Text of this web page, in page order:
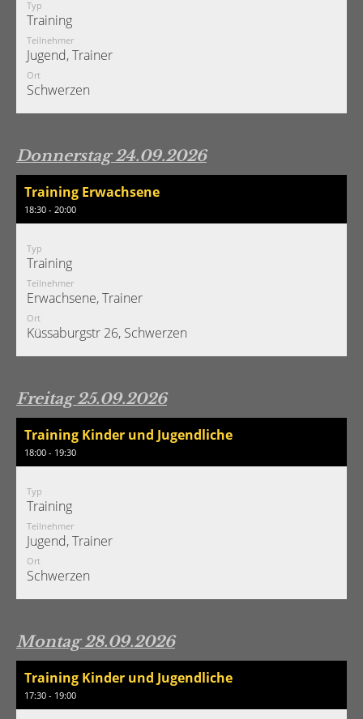
Typ
Training
Teilnehmer
Jugend, Trainer
Ort
Schwerzen
Donnerstag 24.09.2026
Training Erwachsene
18:30 - 20:00
Typ
Training
Teilnehmer
Erwachsene, Trainer
Ort
Küssaburgstr 26, Schwerzen
Freitag 25.09.2026
Training Kinder und Jugendliche
18:00 - 19:30
Typ
Training
Teilnehmer
Jugend, Trainer
Ort
Schwerzen
Montag 28.09.2026
Training Kinder und Jugendliche
17:30 - 19:00